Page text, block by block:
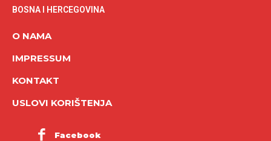
BOSNA I HERCEGOVINA
O NAMA
IMPRESSUM
KONTAKT
USLOVI KORIŠTENJA
Facebook